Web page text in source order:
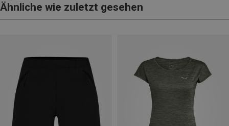
Ähnliche wie zuletzt gesehen